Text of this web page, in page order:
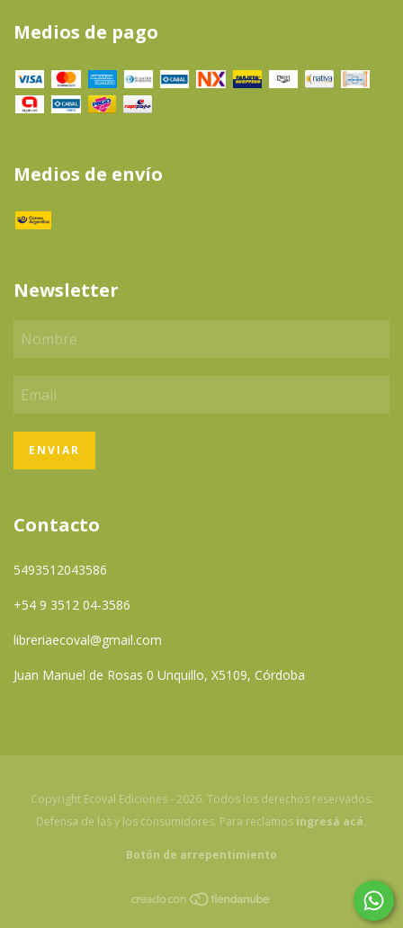
Medios de pago
Medios de envío
Newsletter
Contacto
5493512043586
+54 9 3512 04-3586
libreriaecoval@gmail.com
Juan Manuel de Rosas 0 Unquillo, X5109, Córdoba
Copyright Ecoval Ediciones - 2026. Todos los derechos reservados.
Defensa de las y los consumidores. Para reclamos ingresá acá.
Botón de arrepentimiento